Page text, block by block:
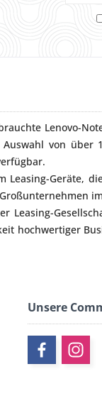
Lenovo-
von über
Geräte,
Leasing-
hochwertiger
Unsere